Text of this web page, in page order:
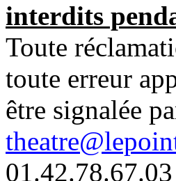
interdits
Toute
toute erreur
être signalée
01.42.78.67.03